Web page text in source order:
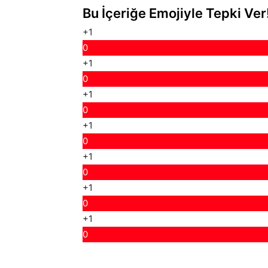
Bu İçeriğe Emojiyle Tepki
+1
0
+1
0
+1
0
+1
0
+1
0
+1
0
+1
0